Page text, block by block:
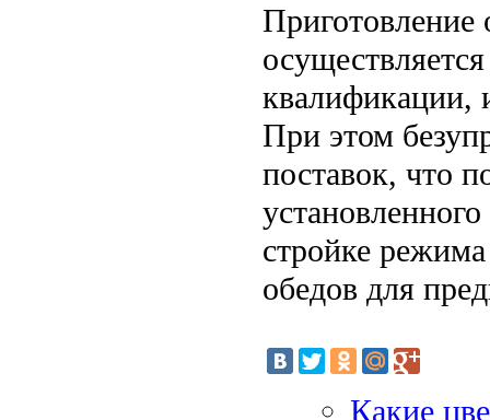
Приготовление
квалификации,
При этом
поставок, что
стройке
обедов для
Какие